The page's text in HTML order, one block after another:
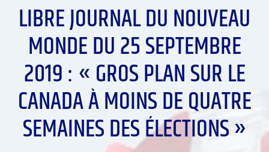
LIBRE JOURNAL DU NOUVEAU
MONDE DU 25 SEPTEMBRE
2019 : « GROS PLAN SUR LE
CANADA À MOINS DE QUATRE
SEMAINES DES ÉLECTIONS »